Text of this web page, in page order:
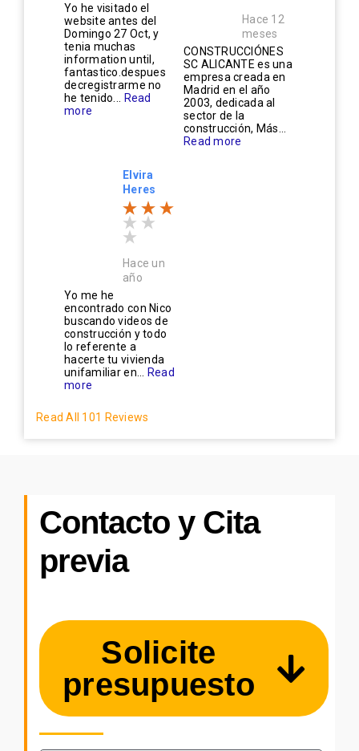
Yo he visitado el
website antes del
Domingo 27 Oct, y
tenia muchas
information until,
fantastico.despues
decregistrarme no
he tenido...
Read
more
Hace 12
meses
CONSTRUCCIÓNES
SC ALICANTE es una
empresa creada en
Madrid en el año
2003, dedicada al
sector de la
construcción, Más...
Read more
Elvira
Heres
Hace un
año
Yo me he
encontrado con Nico
buscando videos de
construcción y todo
lo referente a
hacerte tu vivienda
unifamiliar en...
Read
more
Read All 101 Reviews
Contacto y Cita
previa
Solicite
presupuesto